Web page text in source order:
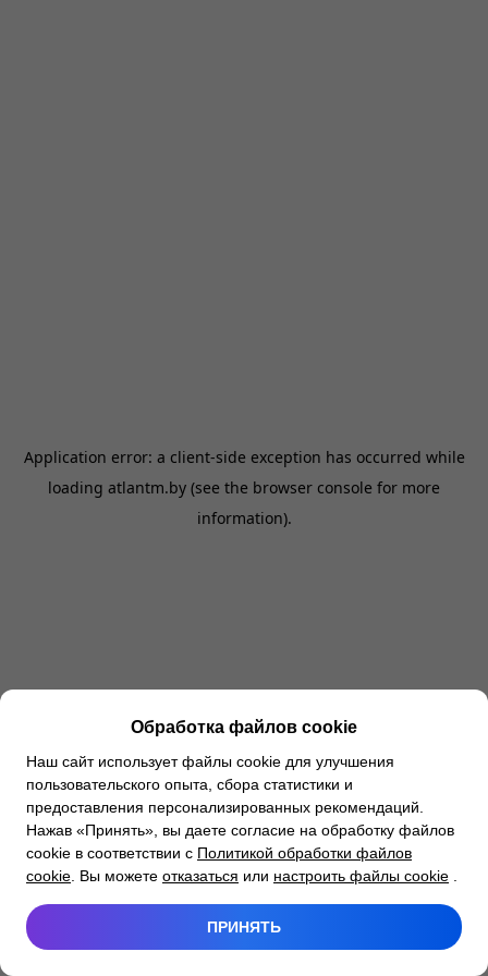
Application error: a client-side exception has occurred while
loading atlantm.by (see the browser console for more
information).
Обработка файлов cookie
Наш сайт использует файлы cookie для улучшения
пользовательского опыта, сбора статистики и
предоставления персонализированных рекомендаций.
Нажав «Принять», вы даете согласие на обработку файлов
cookie в соответствии с Политикой обработки файлов
cookie . Вы можете отказаться или настроить файлы cookie
ПРИНЯТЬ